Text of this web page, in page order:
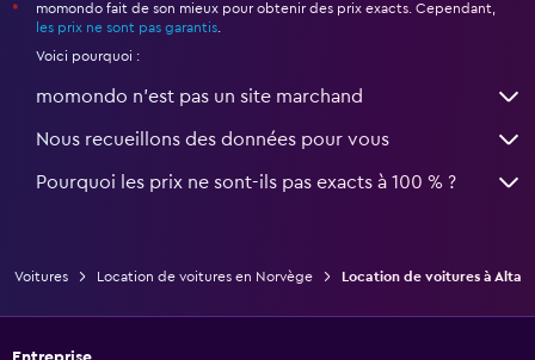
*
momondo fait de son mieux pour obtenir des prix exacts. Cependant,
les prix ne sont pas garantis
Voici pourquoi :
momondo n'est pas un site marchand
Nous recueillons des données pour vous
Pourquoi les prix ne sont-ils pas exacts à 100 % ?
Voitures Location de voitures en Norvège Location de voitures à Alta